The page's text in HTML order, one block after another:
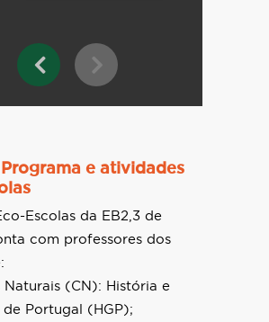
e atividades
Escolas da EB2,3 de
com professores dos
Naturais (CN): História e
de Portugal (HGP);